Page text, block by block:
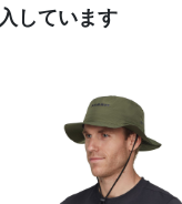
しています